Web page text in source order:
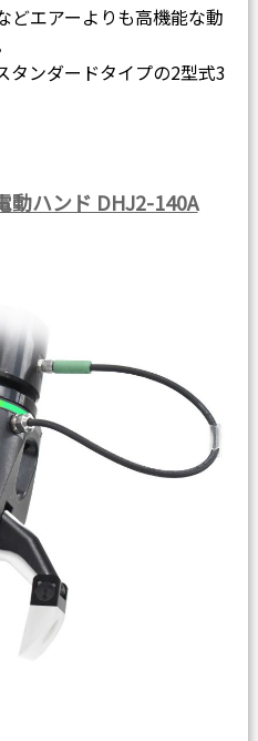
どエアーよりも高機能な動
タンダードタイプの2型式3
動ハンド DHJ2-140A